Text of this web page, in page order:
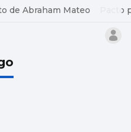
de Abraham Mateo Pacto